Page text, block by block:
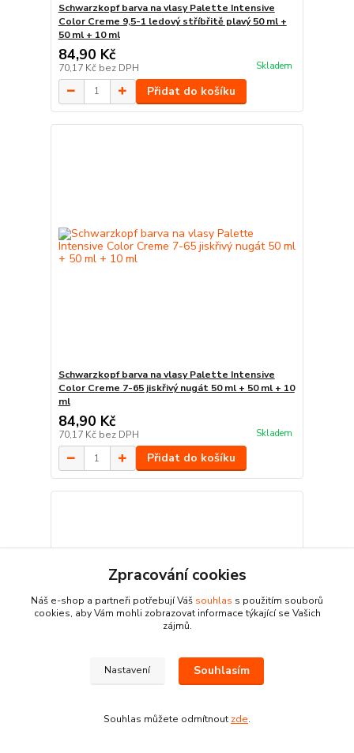
Schwarzkopf barva na vlasy Palette Intensive
Color Creme 9,5-1 ledový stříbřitě plavý 50 ml +
50 ml + 10 ml
84,90 Kč
70,17 Kč bez DPH Skladem
Přidat do košíku
Schwarzkopf barva na vlasy Palette Intensive
Color Creme 7-65 jiskřivý nugát 50 ml + 50 ml + 10
ml
84,90 Kč
70,17 Kč bez DPH Skladem
Přidat do košíku
Zpracování cookies
Náš e-shop a partneři potřebují Váš souhlas s použitím souborů
cookies, aby Vám mohli zobrazovat informace týkající se Vašich
zájmů.
Nastavení Souhlasím
Souhlas můžete odmítnout zde.